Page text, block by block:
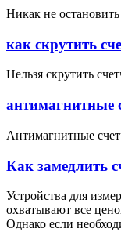
Никак не
как скрутить
Нельзя скрутить
антимагнитные
Антимагнитные
Как замедлить
Устройства для
охватывают все
Однако если